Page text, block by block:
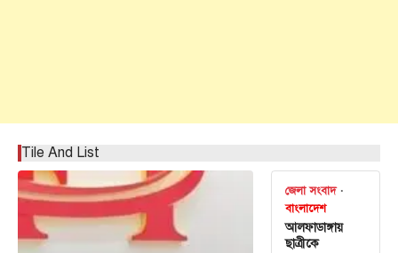
Tile And List
জেলা সংবাদ
বাংলাদেশ
আলফাডাঙ্গায়
ছাত্রীকে